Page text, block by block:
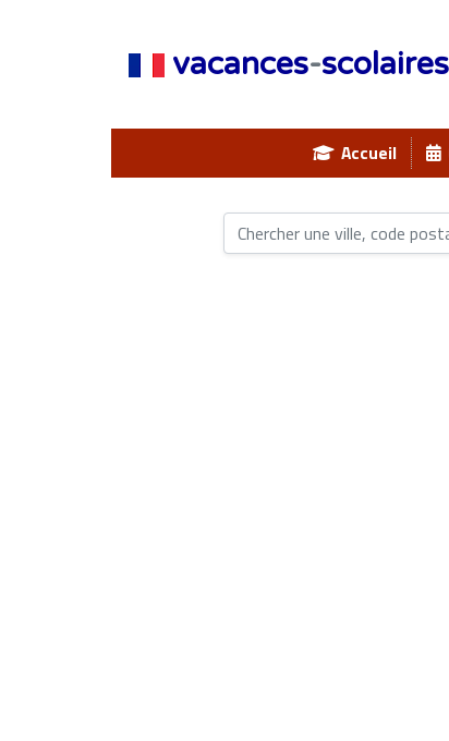
vacances-scolaires
Accueil